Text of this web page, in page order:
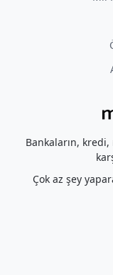
Bankaların,
Çok az şey